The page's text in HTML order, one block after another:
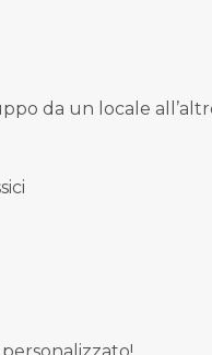
da un locale